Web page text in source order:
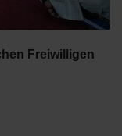
Freiwilligen